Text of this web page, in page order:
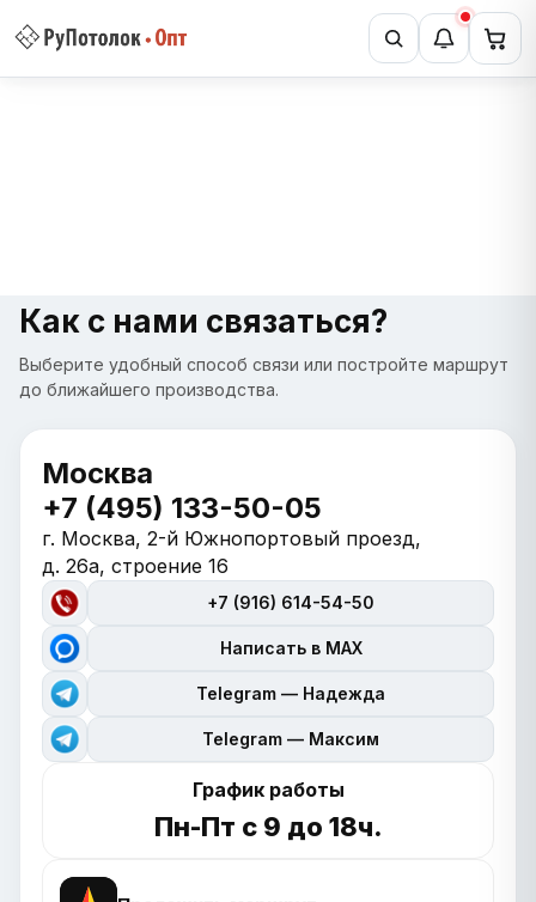
Как с нами связаться?
Выберите удобный способ связи или постройте маршрут
до ближайшего производства.
Москва
+7 (495) 133-50-05
г. Москва, 2-й Южнопортовый проезд,
д. 26а, строение 16
+7 (916) 614-54-50
Написать в MAX
Telegram — Надежда
Telegram — Максим
График работы
Пн-Пт с 9 до 18ч.